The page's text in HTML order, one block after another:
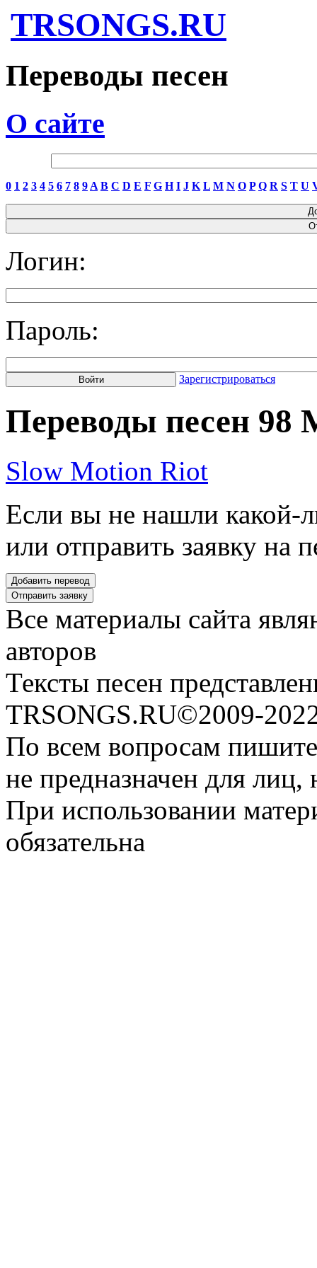
TRSONGS.RU
Переводы песен
О сайте
0 1 2 3 4 5 6 7 8 9 A B C D E F G H I J K L M N O P Q R S T U
Логин:
Пароль:
Зарегистрироваться
Переводы песен 98
Slow Motion Riot
Если вы не нашли какой-
или отправить заявку на
Все материалы сайта
авторов
Тексты песен
TRSONGS.RU©2009-
По всем вопросам
не предназначен для
При использовании
обязательна